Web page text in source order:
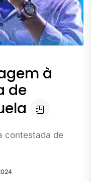
à
de
contestada de